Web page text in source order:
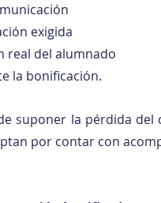
exigida
real del alumnado
la bonificación.
suponer la pérdida
por contar con